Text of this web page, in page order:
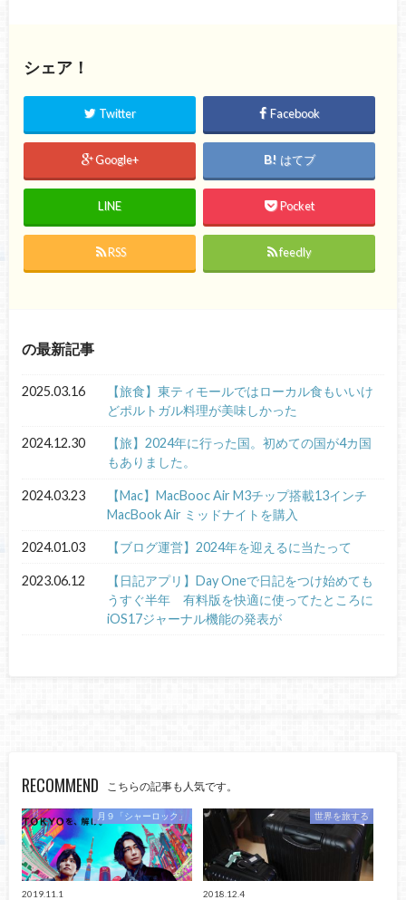
シェア！
Twitter Facebook
Google+ はてブ
LINE Pocket
RSS feedly
の最新記事
2025.03.16
【旅食】東ティモールではローカル食もいいけ
どポルトガル料理が美味しかった
2024.12.30
【旅】2024年に行った国。初めての国が4カ国
もありました。
2024.03.23
【Mac】MacBooc Air M3チップ搭載13インチ
MacBook Air ミッドナイトを購入
2024.01.03 【ブログ運営】2024年を迎えるに当たって
2023.06.12
【日記アプリ】Day Oneで日記をつけ始めても
うすぐ半年 有料版を快適に使ってたところに
iOS17ジャーナル機能の発表が
RECOMMEND こちらの記事も人気です。
月９「シャーロック」
2019.11.1
世界を旅する
2018.12.4